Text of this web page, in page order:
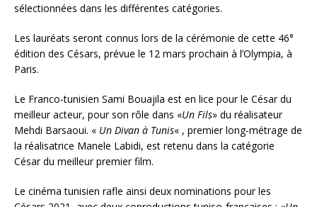
sélectionnées dans les différentes catégories.
Les lauréats seront connus lors de la cérémonie de cette 46°
édition des Césars, prévue le 12 mars prochain à l’Olympia, à
Paris.
Le Franco-tunisien Sami Bouajila est en lice pour le César du
meilleur acteur, pour son rôle dans «Un Fils» du réalisateur
Mehdi Barsaoui. « Un Divan à Tunis« , premier long-métrage de
la réalisatrice Manele Labidi, est retenu dans la catégorie
César du meilleur premier film.
Le cinéma tunisien rafle ainsi deux nominations pour les